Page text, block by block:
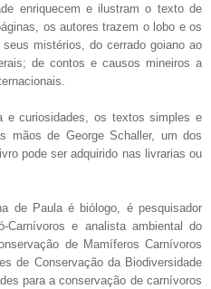
enriquecem e ilustram o texto de
os autores trazem o lobo e os
mistérios, do cerrado goiano ao
de contos e causos mineiros a
e curiosidades, os textos simples e
mãos de George Schaller, um dos
pode ser adquirido nas livrarias ou
de Paula é biólogo, é pesquisador
Carnívoros e analista ambiental do
de Mamíferos Carnívoros
de Conservação da Biodiversidade
para a conservação de carnívoros